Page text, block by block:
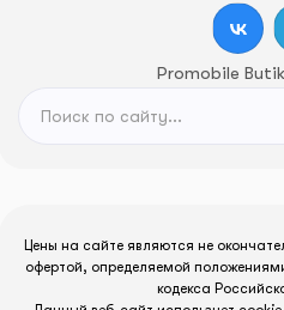
Promobile
Цены на сайте являются не
офертой, определяемой
кодекса